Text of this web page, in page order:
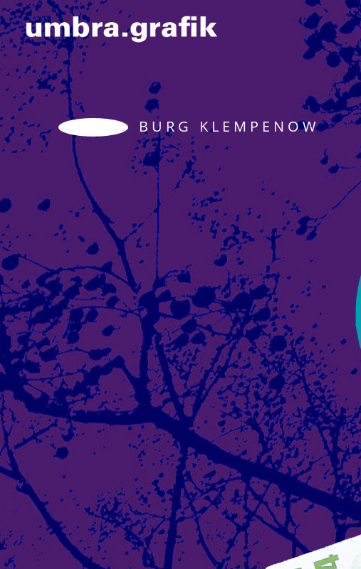
B U R G K L E M P E N O W